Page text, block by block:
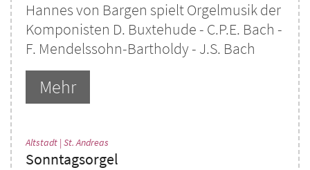
Hannes von Bargen spielt Orgelmusik der
Komponisten D. Buxtehude - C.P.E. Bach -
F. Mendelssohn-Bartholdy - J.S. Bach
Mehr
Altstadt | St. Andreas
Sonntagsorgel